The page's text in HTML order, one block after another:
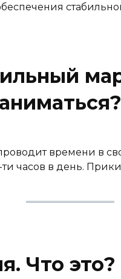
времени в
часов в день.
Что